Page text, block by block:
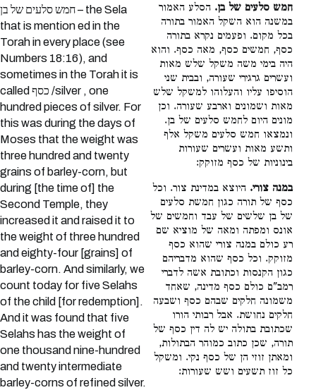
חמש סלעים של בן – the Sela
that is mention ed in the
Torah in every place (see
Numbers 18:16), and
sometimes in the Torah it is
called כסף /silver , one
hundred pieces of silver. For
this was during the days of
Moses that the weight was
three hundred and twenty
grains of barley-corn, but
during [the time of] the
Second Temple, they
increased it and raised it to
the weight of three hundred
and eighty-four [grains] of
barley-corn. And similarly, we
count today for five Selahs
of the child [for redemption].
And it was found that five
Selahs has the weight of
one thousand nine-hundred
and twenty intermediate
barley-corns of refined silver.
חמש סלעים של בן. הסלע האמור
במשנה הוא השקל האמור בתורה
בכל מקום. ופעמים נקרא בתורה
כסף, חמשים כסף, מאה כסף. והוא
היה בימי משה משקל שלש מאות
ועשרים גרגירי שעורה, ובבית שני
הוסיפו עליו והעלוהו למשקל שלש
מאות ושמונים וארבע שעורה. וכן
מונים היום לחמש סלעים של בן.
ונמצאו חמש סלעים משקל אלף
ותשע מאות ועשרים שעורות
בינוניות של כסף מזוקק:
במנה צורי. היוצא במדינת צור. וכל
כסף של תורה כגון חמשת סלעים
של בן שלשים של עבד וחמשים של
אונס ומפתה ומאה של מוציא שם
רע כולם במנה צורי שהוא כסף
מזוקק. וכל כסף שהוא מדבריהם
כגון הקנסות וכתובת אשה לדברי
רמב"ם כולם כסף מדינה, שאחד
משמונה חלקים שבהם כסף ושבעה
חלקים נחושת. אבל רבותי הורו
שכתובת בתולה יש לה דין כסף של
תורה, שכן כתוב כמוהר הבתולות,
ומאתן זוזי הן של כסף נקי. ומשקל
כל זוז תשעים ושש שעורות: